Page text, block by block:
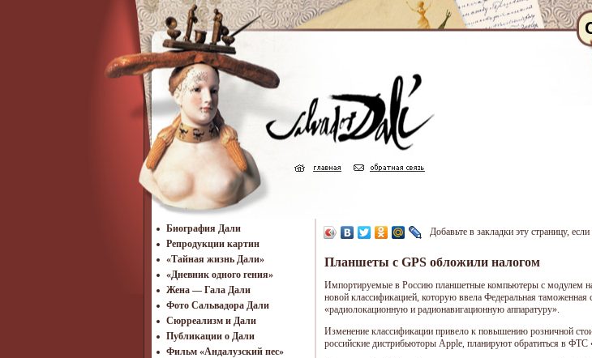
Биография Дали
Репродукции картин
«Тайная жизнь Дали»
«Дневник одного гения»
Жена — Гала Дали
Фото Сальвадора Дали
Cюрреализм и Дали
Публикации о Дали
Фильм «Андалузский пес»
Добавьте в закладки эту страницу,
Планшеты с GPS обложили налогом
Импортируемые в Россию планшетные компьютеры с модулем
новой классификацией, которую ввела Федеральная
«радиолокационную и радионавигационную аппаратуру».
Изменение классификации привело к повышению розничной
российские дистрибьюторы Apple, планируют обратиться в ФТС